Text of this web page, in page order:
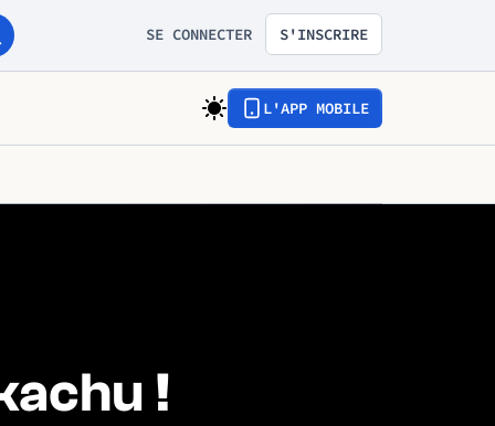
SE CONNECTER S'INSCRIRE
L'APP MOBILE
!